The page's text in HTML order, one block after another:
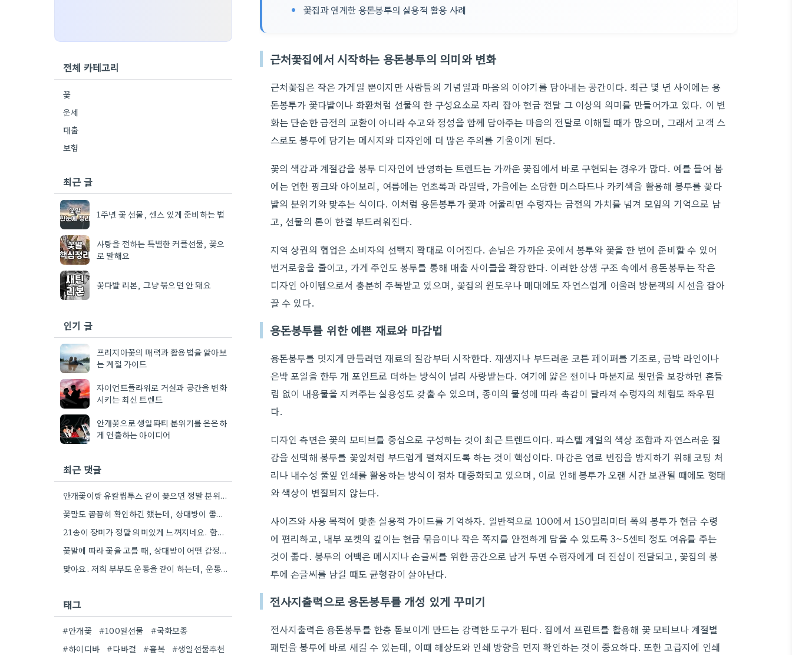
꽃집과 연계한 용돈봉투의 실용적 활용 사례
근처꽃집에서 시작하는 용돈봉투의 의미와 변화
근처꽃집은 작은 가게일 뿐이지만 사람들의 기념일과 마음의 이야기를 담아내는 공간이다. 최근 몇 년 사이에는 용
돈봉투가 꽃다발이나 화환처럼 선물의 한 구성요소로 자리 잡아 현금 전달 그 이상의 의미를 만들어가고 있다. 이 변
화는 단순한 금전의 교환이 아니라 수고와 정성을 함께 담아주는 마음의 전달로 이해될 때가 많으며, 그래서 고객 스
스로도 봉투에 담기는 메시지와 디자인에 더 많은 주의를 기울이게 된다.
꽃의 색감과 계절감을 봉투 디자인에 반영하는 트렌드는 가까운 꽃집에서 바로 구현되는 경우가 많다. 예를 들어 봄
에는 연한 핑크와 아이보리, 여름에는 연초록과 라일락, 가을에는 소담한 머스타드나 카키색을 활용해 봉투를 꽃다
발의 분위기와 맞추는 식이다. 이처럼 용돈봉투가 꽃과 어울리면 수령자는 금전의 가치를 넘겨 모임의 기억으로 남
고, 선물의 톤이 한결 부드러워진다.
지역 상권의 협업은 소비자의 선택지 확대로 이어진다. 손님은 가까운 곳에서 봉투와 꽃을 한 번에 준비할 수 있어
번거로움을 줄이고, 가게 주인도 봉투를 통해 매출 사이클을 확장한다. 이러한 상생 구조 속에서 용돈봉투는 작은
디자인 아이템으로서 충분히 주목받고 있으며, 꽃집의 윈도우나 매대에도 자연스럽게 어울려 방문객의 시선을 잡아
끌 수 있다.
용돈봉투를 위한 예쁜 재료와 마감법
용돈봉투를 멋지게 만들려면 재료의 질감부터 시작한다. 재생지나 부드러운 코튼 페이퍼를 기조로, 금박 라인이나
은박 포일을 한두 개 포인트로 더하는 방식이 널리 사랑받는다. 여기에 얇은 천이나 마분지로 뒷면을 보강하면 흔들
림 없이 내용물을 지켜주는 실용성도 갖출 수 있으며, 종이의 물성에 따라 촉감이 달라져 수령자의 체험도 좌우된
다.
디자인 측면은 꽃의 모티브를 중심으로 구성하는 것이 최근 트렌드이다. 파스텔 계열의 색상 조합과 자연스러운 질
감을 선택해 봉투를 꽃잎처럼 부드럽게 펼쳐지도록 하는 것이 핵심이다. 마감은 염료 번짐을 방지하기 위해 코팅 처
리나 내수성 풀잎 인쇄를 활용하는 방식이 점차 대중화되고 있으며, 이로 인해 봉투가 오랜 시간 보관될 때에도 형태
와 색상이 변질되지 않는다.
사이즈와 사용 목적에 맞춘 실용적 가이드를 기억하자. 일반적으로 100에서 150밀리미터 폭의 봉투가 현금 수령
에 편리하고, 내부 포켓의 깊이는 현금 묶음이나 작은 쪽지를 안전하게 담을 수 있도록 3~5센티 정도 여유를 주는
것이 좋다. 봉투의 여백은 메시지나 손글씨를 위한 공간으로 남겨 두면 수령자에게 더 진심이 전달되고, 꽃집의 봉
투에 손글씨를 남길 때도 균형감이 살아난다.
전사지출력으로 용돈봉투를 개성 있게 꾸미기
전사지출력은 용돈봉투를 한층 돋보이게 만드는 강력한 도구가 된다. 집에서 프린트를 활용해 꽃 모티브나 계절별
패턴을 봉투에 바로 새길 수 있는데, 이때 해상도와 인쇄 방향을 먼저 확인하는 것이 중요하다. 또한 고급지에 인쇄
전체 카테고리
꽃
운세
대출
보험
최근 글
1주년 꽃 선물, 센스 있게 준비하는 법
사랑을 전하는 특별한 커플선물, 꽃으
로 말해요
꽃다발 리본, 그냥 묶으면 안 돼요
인기 글
프리지아꽃의 매력과 활용법을 알아보
는 계절 가이드
자이언트플라워로 거실과 공간을 변화
시키는 최신 트렌드
안개꽃으로 생일파티 분위기를 은은하
게 연출하는 아이디어
최근 댓글
안개꽃이랑 유칼립투스 같이 꽂으면 정말 분위기 있겠네요! 상대방 취향 생각하는 것도 좋지만, 꽃말도 고려하면 센스+
꽃말도 꼼꼼히 확인하긴 했는데, 상대방이 좋아하는 색깔을 기억해두는 게 더 센스 있을 것 같아요.
21송이 장미가 정말 의미있게 느껴지네요. 함께 했던 시간들을 되새기며 선물을 고른다는 마음이 잘 전달될 것…
꽃말에 따라 꽃을 고를 때, 상대방이 어떤 감정을 느끼고 싶어 하는지 생각하는 게 정말 좋은…
맞아요. 저희 부부도 운동을 같이 하는데, 운동화 선물하는 것도 좋은 생각이었네요. 꽃과 함께라면 더 센스…
태그
#안개꽃 #100일선물
#국화모종
#하이디바
#다바걸 #홀복
#생일선물추천